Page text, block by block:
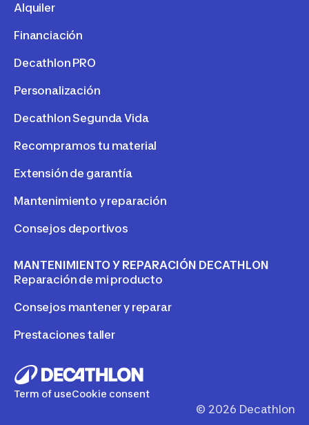
Alquiler
Financiación
Decathlon PRO
Personalización
Decathlon Segunda Vida
Recompramos tu material
Extensión de garantía
Mantenimiento y reparación
Consejos deportivos
MANTENIMIENTO Y REPARACIÓN DECATHLON
Reparación de mi producto
Consejos mantener y reparar
Prestaciones taller
Term of useCookie consent
© 2026 Decathlon